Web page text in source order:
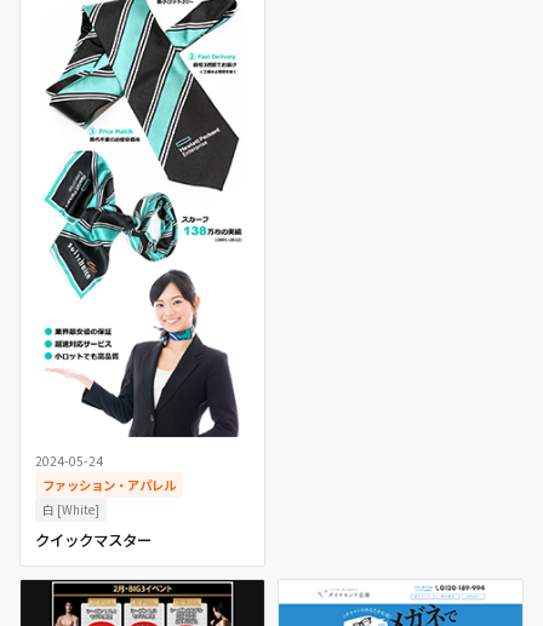
2024-05-24
ファッション・アパレル
白 [White]
クイックマスター